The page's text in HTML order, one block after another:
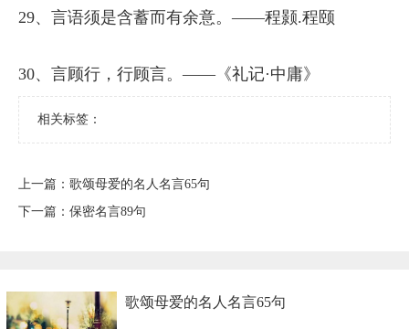
29、言语须是含蓄而有余意。——程颢.程颐
30、言顾行，行顾言。——《礼记·中庸》
相关标签：
上一篇： ​歌颂母爱的名人名言65句
下一篇： ​保密名言89句
​歌颂母爱的名人名言65句